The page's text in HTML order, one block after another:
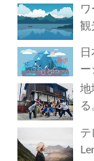
観
地
テ